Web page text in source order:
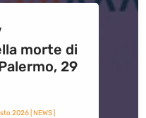
morte di
29
2026| NEWS|